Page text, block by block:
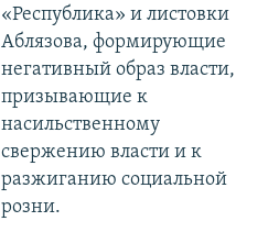
«Республика» и листовки
Аблязова, формирующие
негативный образ власти,
призывающие к
насильственному
свержению власти и к
разжиганию социальной
розни.